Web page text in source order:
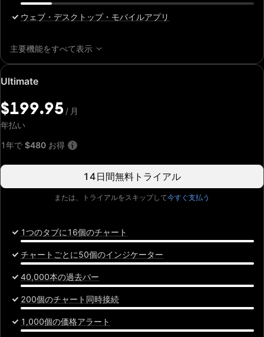
ウェブ・デスクトップ・モバイルアプリ
主要機能をすべて表示
Ultimate
特
価
格:
$199.95
月
$199.95 / 月
年払い
1年で $480 お得
14日間無料トライアル
または、トライアルをスキップして今すぐ支払う
1つのタブに16個のチャート
チャートごとに50個のインジケーター
40,000本の過去バー
200個のチャート同時接続
1,000個の価格アラート